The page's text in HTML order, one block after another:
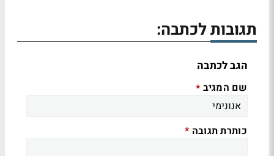
תגובות לכתבה:
הגב לכתבה
שם המגיב *
כותרת תגובה *